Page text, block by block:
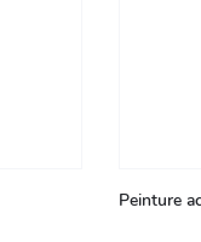
Peinture